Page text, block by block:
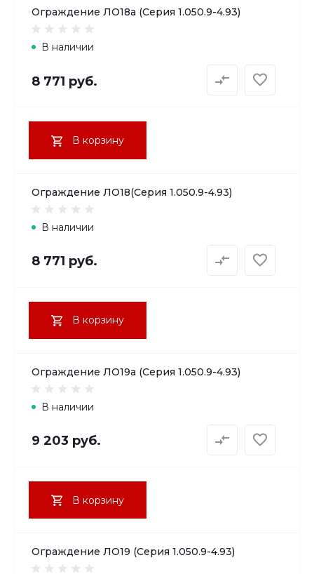
Ограждение ЛО18а (Серия 1.050.9-4.93)
В наличии
8 771 руб.
В корзину
Ограждение ЛО18(Серия 1.050.9-4.93)
В наличии
8 771 руб.
В корзину
Ограждение ЛО19а (Серия 1.050.9-4.93)
В наличии
9 203 руб.
В корзину
Ограждение ЛО19 (Серия 1.050.9-4.93)